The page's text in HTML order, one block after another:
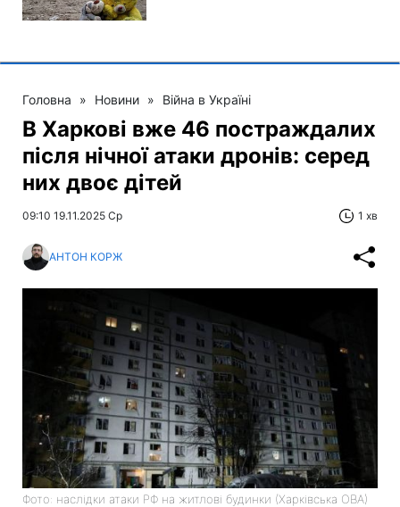
Головна » Новини » Війна в Україні
В Харкові вже 46 постраждалих
після нічної атаки дронів: серед
них двоє дітей
09:10 19.11.2025 Ср 1 хв
АНТОН КОРЖ
Фото: наслідки атаки РФ на житлові будинки (Харківська ОВА)